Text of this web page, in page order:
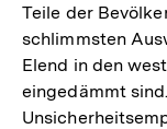
Teile der
schlimmsten
Elend in den
eingedämmt